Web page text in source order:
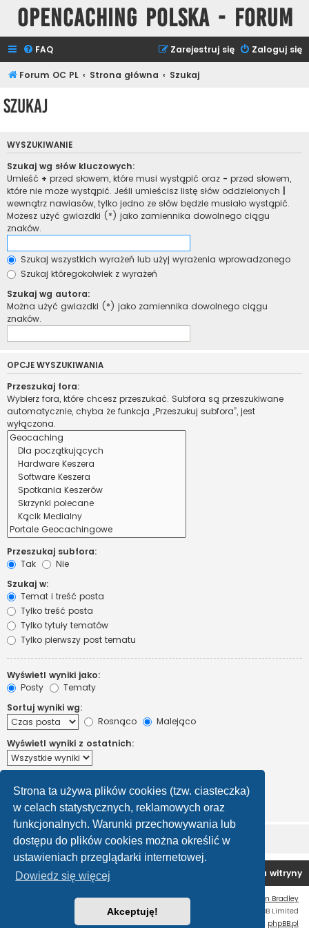
Strona ta używa plików cookies (tzw. ciasteczka)
w celach statystycznych, reklamowych oraz
funkcjonalnych. Warunki przechowywania lub
dostępu do plików cookies można określić w
ustawieniach przeglądarki internetowej.
Dowiedz się więcej
Akceptuję!
Opencaching Polska - Forum
FAQ Zaloguj się
Zarejestruj się
Forum OC PL Strona główna Szukaj
Szukaj
WYSZUKIWANIE
Szukaj wg słów kluczowych:
Umieść + przed słowem, które musi wystąpić oraz - przed słowem,
które nie może wystąpić. Jeśli umieścisz listę słów oddzielonych
wewnątrz nawiasów, tylko jedno ze słów będzie musiało wystąpić.
Możesz użyć gwiazdki (*) jako zamiennika dowolnego ciągu
znaków.
Szukaj wszystkich wyrażeń lub użyj wyrażenia wprowadzonego
Szukaj któregokolwiek z wyrażeń
Szukaj wg autora:
Można użyć gwiazdki (*) jako zamiennika dowolnego ciągu
znaków.
OPCJE WYSZUKIWANIA
Przeszukaj fora:
Wybierz fora, które chcesz przeszukać. Subfora są przeszukiwane
automatycznie, chyba że funkcja „Przeszukuj subfora”, jest
wyłączona.
Przeszukaj subfora:
Tak
Nie
Szukaj w:
Temat i treść posta
Tylko treść posta
Tylko tytuły tematów
Tylko pierwszy post tematu
Wyświetl wyniki jako:
Posty
Tematy
Sortuj wyniki wg:
Rosnąco
Malejąco
Wyświetl wyniki z ostatnich:
Ustaw 0, aby wyświetlić cały post.
znaków w poście
Forum OC PL Strona główna Usuń ciasteczka witryny
Ian Bradley
Technologię dostarczaphpBB
® Forum Software © phpBB Limited
Polski pakiet językowy dostarcza phpBB.pl